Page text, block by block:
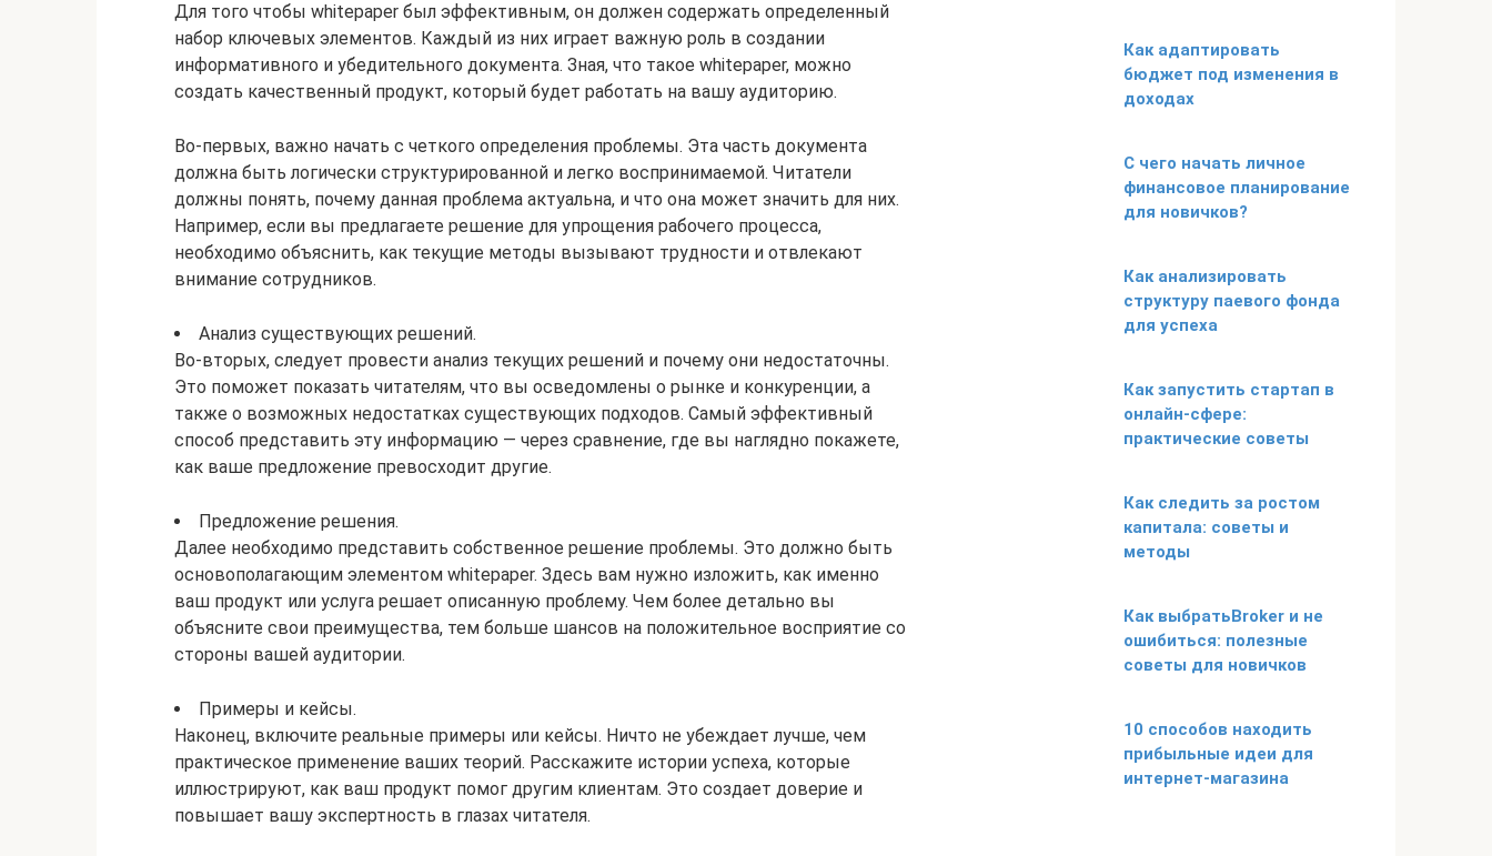
Для того чтобы whitepaper был эффективным, он должен содержать определенный
набор ключевых элементов. Каждый из них играет важную роль в создании
информативного и убедительного документа. Зная, что такое whitepaper, можно
создать качественный продукт, который будет работать на вашу аудиторию.
Во-первых, важно начать с четкого определения проблемы. Эта часть документа
должна быть логически структурированной и легко воспринимаемой. Читатели
должны понять, почему данная проблема актуальна, и что она может значить для них.
Например, если вы предлагаете решение для упрощения рабочего процесса,
необходимо объяснить, как текущие методы вызывают трудности и отвлекают
внимание сотрудников.
Анализ существующих решений.
Во-вторых, следует провести анализ текущих решений и почему они недостаточны.
Это поможет показать читателям, что вы осведомлены о рынке и конкуренции, а
также о возможных недостатках существующих подходов. Самый эффективный
способ представить эту информацию — через сравнение, где вы наглядно покажете,
как ваше предложение превосходит другие.
Предложение решения.
Далее необходимо представить собственное решение проблемы. Это должно быть
основополагающим элементом whitepaper. Здесь вам нужно изложить, как именно
ваш продукт или услуга решает описанную проблему. Чем более детально вы
объясните свои преимущества, тем больше шансов на положительное восприятие со
стороны вашей аудитории.
Примеры и кейсы.
Наконец, включите реальные примеры или кейсы. Ничто не убеждает лучше, чем
практическое применение ваших теорий. Расскажите истории успеха, которые
иллюстрируют, как ваш продукт помог другим клиентам. Это создает доверие и
повышает вашу экспертность в глазах читателя.
Как адаптировать
бюджет под изменения в
доходах
С чего начать личное
финансовое планирование
для новичков?
Как анализировать
структуру паевого фонда
для успеха
Как запустить стартап в
онлайн-сфере:
практические советы
Как следить за ростом
капитала: советы и
методы
Как выбратьBroker и не
ошибиться: полезные
советы для новичков
10 способов находить
прибыльные идеи для
интернет-магазина